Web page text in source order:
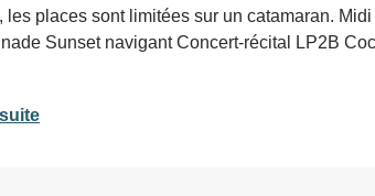
les places sont limitées sur un catamaran.
Sunset navigant Concert-récital LP2B